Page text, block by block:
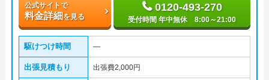
公式サイトで
料金詳細を見る
0120-493-270
受付時間 年中無休 8:00～21:00
駆けつけ時間 ―
出張見積もり 出張費2,000円